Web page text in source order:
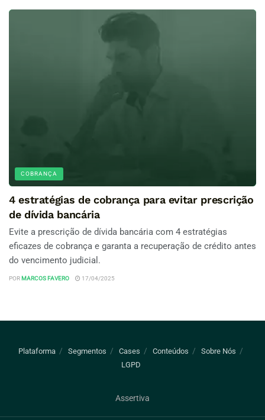
COBRANÇA
4 estratégias de cobrança para evitar prescrição
de dívida bancária
Evite a prescrição de dívida bancária com 4 estratégias
eficazes de cobrança e garanta a recuperação de crédito antes
do vencimento judicial.
POR MARCOS FAVERO 17/04/2025
Plataforma Segmentos Cases Conteúdos
Sobre Nós
LGPD
Assertiva